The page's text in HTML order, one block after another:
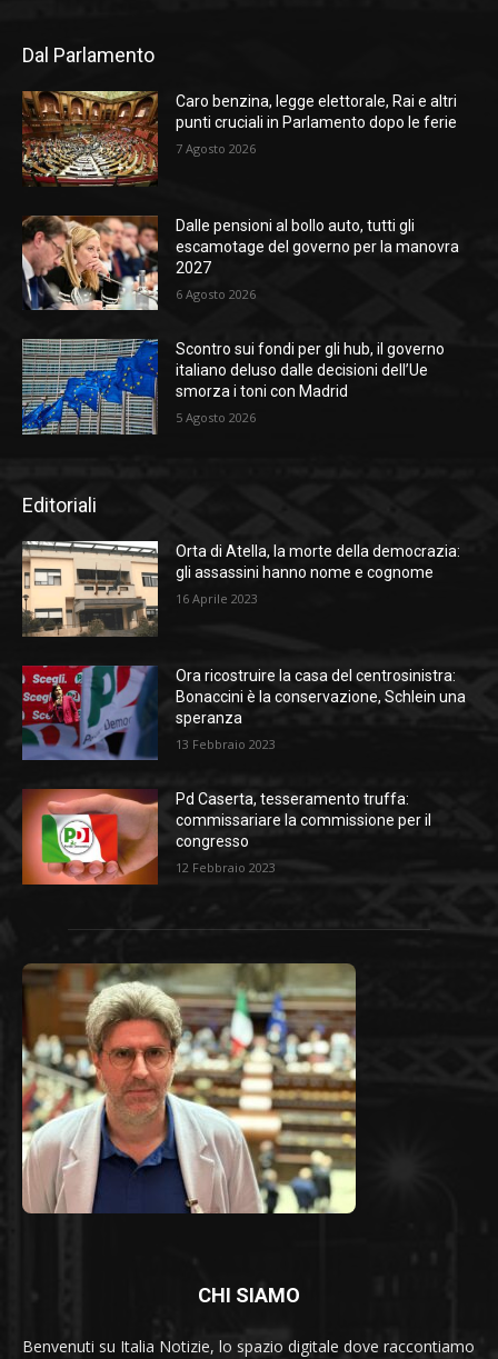
Dal Parlamento
Caro benzina, legge elettorale, Rai e altri
punti cruciali in Parlamento dopo le ferie
7 Agosto 2026
Dalle pensioni al bollo auto, tutti gli
escamotage del governo per la manovra
2027
6 Agosto 2026
Scontro sui fondi per gli hub, il governo
italiano deluso dalle decisioni dell’Ue
smorza i toni con Madrid
5 Agosto 2026
Editoriali
Orta di Atella, la morte della democrazia:
gli assassini hanno nome e cognome
16 Aprile 2023
Ora ricostruire la casa del centrosinistra:
Bonaccini è la conservazione, Schlein una
speranza
13 Febbraio 2023
Pd Caserta, tesseramento truffa:
commissariare la commissione per il
congresso
12 Febbraio 2023
CHI SIAMO
Benvenuti su Italia Notizie, lo spazio digitale dove raccontiamo